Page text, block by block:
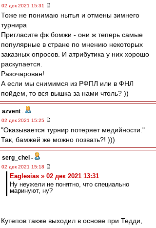
02 дек 2021 15:31
Тоже не понимаю нытья и отмены зимнего
турнира
Пригласите фк бомжи - они ж теперь самые
популярные в стране по мнению некоторых
заказных опросов. И атрибутика у них хорошо
раскупается.
Разочарован!
А если мы снимимся из РФПЛ или в ФНЛ
пойдем, то вся вышка за нами чтоль? ))
azvent -
02 дек 2021 15:25
"Оказывается турнир потеряет медийности."
Так, бамжей же можно позвать?! )))
serg_chel -
02 дек 2021 15:18
Eaglesias » 02 дек 2021 13:31
Ну неужели не понятно, что специально
маринуют, ну?
Кутепов также выходил в основе при Тедди,